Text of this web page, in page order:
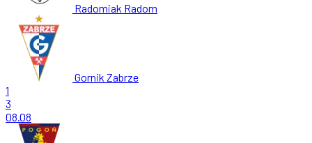
Radomiak Radom
Gornik Zabrze
1
3
08.08